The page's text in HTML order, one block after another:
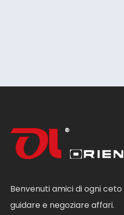
Benvenuti amici di ogni
guidare e negoziare affari.